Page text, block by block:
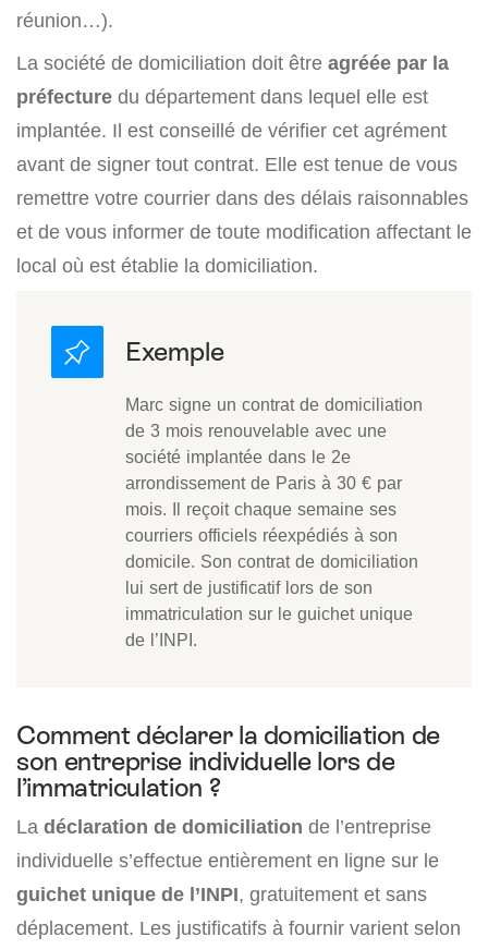
réunion…).
La société de domiciliation doit être agréée par la
préfecture du département dans lequel elle est
implantée. Il est conseillé de vérifier cet agrément
avant de signer tout contrat. Elle est tenue de vous
remettre votre courrier dans des délais raisonnables
et de vous informer de toute modification affectant le
local où est établie la domiciliation.
Marc signe un contrat de domiciliation
de 3 mois renouvelable avec une
société implantée dans le 2e
arrondissement de Paris à 30 € par
mois. Il reçoit chaque semaine ses
courriers officiels réexpédiés à son
domicile. Son contrat de domiciliation
lui sert de justificatif lors de son
immatriculation sur le guichet unique
de l’INPI.
Comment déclarer la domiciliation de
son entreprise individuelle lors de
l’immatriculation ?
La déclaration de domiciliation de l’entreprise
individuelle s’effectue entièrement en ligne sur le
guichet unique de l’INPI, gratuitement et sans
déplacement. Les justificatifs à fournir varient selon